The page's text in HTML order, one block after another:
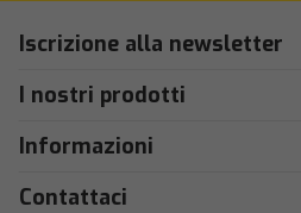
Iscrizione alla newsletter
I nostri prodotti
Informazioni
Contattaci